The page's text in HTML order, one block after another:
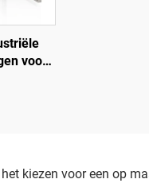
voor
kiezen voor een op